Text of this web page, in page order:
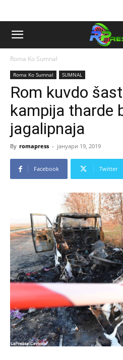
Roma Ko Sumnal
Roma Ko Sumnal SUMNAL
Rom kuvdo
kampija tharde
jagalipnaja
By romapress - јануари 19, 2019
Facebook Twitter